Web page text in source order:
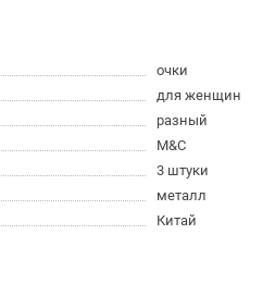
очки
для женщин
разный
M&C
3 штуки
металл
Китай